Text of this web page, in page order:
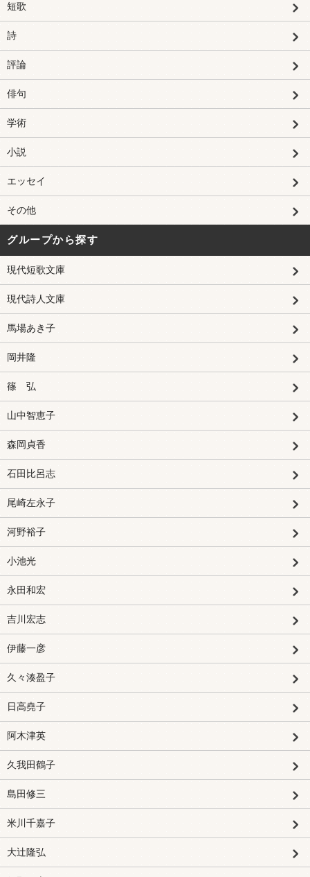
短歌
詩
評論
俳句
学術
小説
エッセイ
その他
グループから探す
現代短歌文庫
現代詩人文庫
馬場あき子
岡井隆
篠 弘
山中智恵子
森岡貞香
石田比呂志
尾崎左永子
河野裕子
小池光
永田和宏
吉川宏志
伊藤一彦
久々湊盈子
日高堯子
阿木津英
久我田鶴子
島田修三
米川千嘉子
大辻隆弘